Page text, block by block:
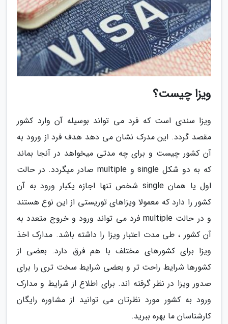
ویزا چیست؟
ویزا سندی است که فرد می تواند بوسیله آن وارد کشور
مقصد گردد. این مدرک نشان می دهد هدف فرد از ورود به
آن کشور چیست و برای چه مدتی میخواهد در آنجا بماند
که به دو شکل single و multiple صادر میگردد. در حالت
اول یا همان single شخص تنها اجازه یکبار ورود به آن
کشور را دارد که معمولا ویزاهای توریستی از این نوع هستند
و در حالت multiple فرد می تواند ورود و خروج متعدد به
آن کشور ، طی مدت اعتبار ویزا را داشته باشد. مدارک اخذ
ویزا برای کشورهای مختلف با هم فرق دارد. بعضی از
کشورها شرایط راحت تر و بعضی شرایط سخت تری را برای
صدور ویزا در نظر گرفته اند. برای اطلاع از شرایط و مدارک
ورود به کشور مورد نظرتان می توانید از مشاوره رایگان
کارشناسان ما بهره ببرید.